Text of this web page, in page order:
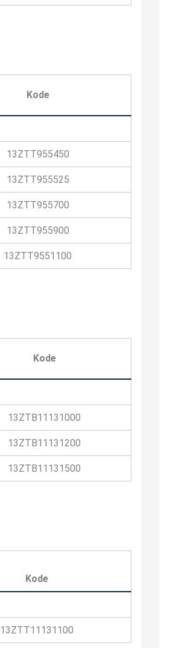
Kode
13ZTT955450
13ZTT955525
13ZTT955700
13ZTT955900
13ZTT9551100
Kode
13ZTB11131000
13ZTB11131200
13ZTB11131500
Kode
13ZTT11131100